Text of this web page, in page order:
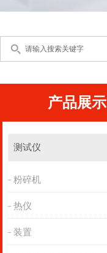
产品展示
测试仪
粉碎机
热仪
装置